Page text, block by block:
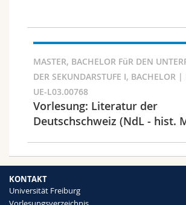
Zielgruppe
MASTER, BACHELOR FüR DEN
DER SEKUNDARSTUFE I, BACHELOR |
UE-L03.00768
Vorlesung: Literatur der
Deutschschweiz (NdL - hist.
KONTAKT
Universität Freiburg